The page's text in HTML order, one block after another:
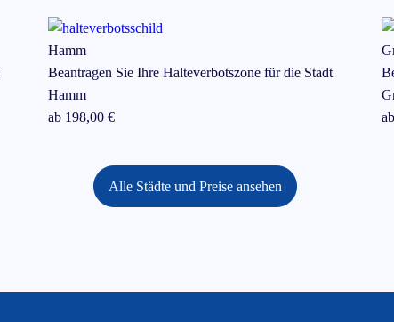
Hamm
Beantragen Sie Ihre Halteverbotszone für die Stadt
Hamm
ab 198,00 €
ab
Alle Städte und Preise ansehen